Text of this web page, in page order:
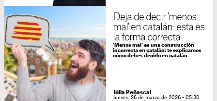
Deja de decir 'menos
mal' en catalán: esta es
la forma correcta
'Menos mal' es una construcción
incorrecta en catalán: te explicamos
cómo debes decirlo en catalán
Júlia Peñascal
Jueves, 26 de marzo de 2026 - 05:30